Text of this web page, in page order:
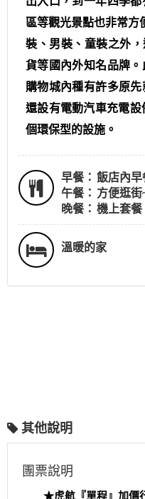
區等觀光景點也非常方
裝、男裝、童裝之外
貨等國內外知名品牌。
購物城內種有許多原先
還設有電動汽車充電
個環保型的設施。
早餐： 飯店內早
午餐： 方便逛街
晚餐： 機上套餐
溫暖的家
其他說明
團票說明
★虎航『單程』加價